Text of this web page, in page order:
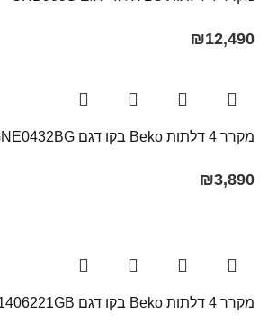
₪12,490
מקרר ‏4 דלתות Beko בקו ‏דגם GNE0432BG זכוכית שחורה
₪3,890
מקרר ‏4 דלתות Beko בקו ‏דגם GN1406221GB שחור